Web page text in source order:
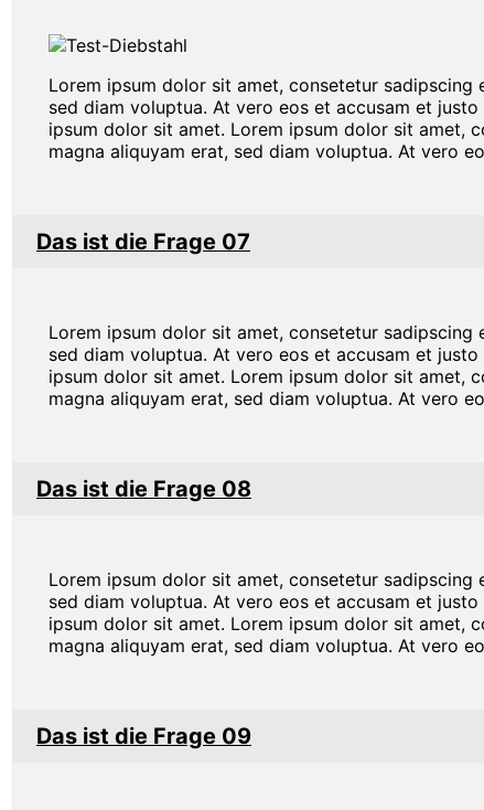
Lorem ipsum dolor sit amet, consetetur
sed diam voluptua. At vero eos et accusam et
ipsum dolor sit amet. Lorem ipsum dolor sit amet,
magna aliquyam erat, sed diam voluptua. At vero
Das ist die Frage 07
Lorem ipsum dolor sit amet, consetetur
sed diam voluptua. At vero eos et accusam et
ipsum dolor sit amet. Lorem ipsum dolor sit amet,
magna aliquyam erat, sed diam voluptua. At vero
Das ist die Frage 08
Lorem ipsum dolor sit amet, consetetur
sed diam voluptua. At vero eos et accusam et
ipsum dolor sit amet. Lorem ipsum dolor sit amet,
magna aliquyam erat, sed diam voluptua. At vero
Das ist die Frage 09